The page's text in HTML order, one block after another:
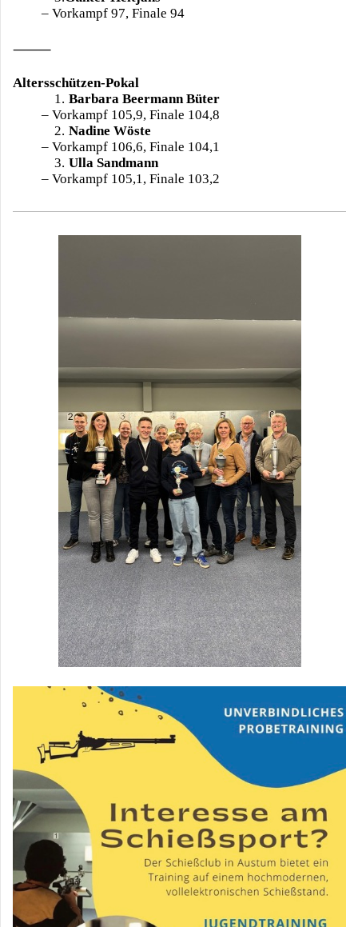
– Vorkampf 97, Finale 94
⸻
Altersschützen-Pokal
1. Barbara Beermann Büter
– Vorkampf 105,9, Finale 104,8
2. Nadine Wöste
– Vorkampf 106,6, Finale 104,1
3. Ulla Sandmann
– Vorkampf 105,1, Finale 103,2